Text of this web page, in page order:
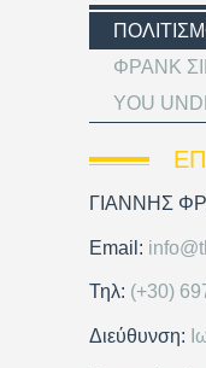
ΦΡΑΝΚ
YOU
ΓΙΑΝΝΗΣ
Email:
Τηλ: (+30)
Διεύθυνση: